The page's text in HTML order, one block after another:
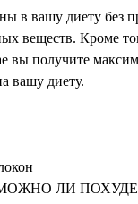
в вашу диету без
веществ. Кроме
вы получите
вашу диету.
МОЖНО ЛИ